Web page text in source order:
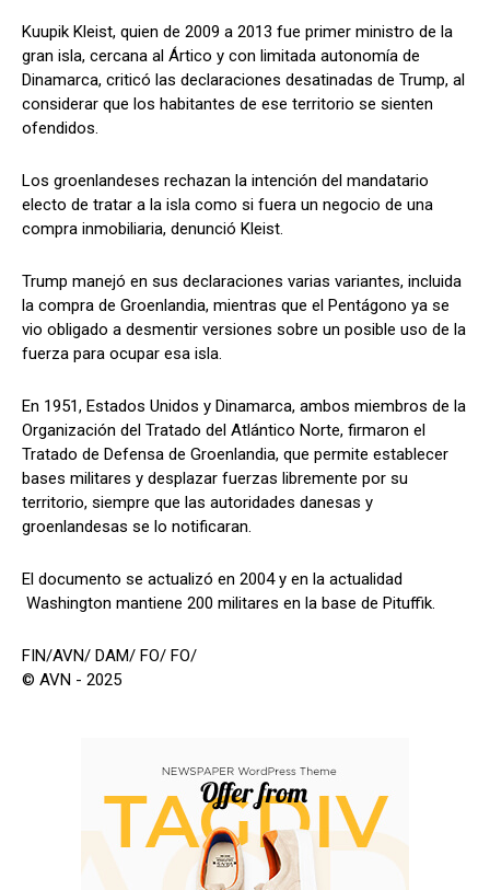
Kuupik Kleist, quien de 2009 a 2013 fue primer ministro de la
gran isla, cercana al Ártico y con limitada autonomía de
Dinamarca, criticó las declaraciones desatinadas de Trump, al
considerar que los habitantes de ese territorio se sienten
ofendidos.
Los groenlandeses rechazan la intención del mandatario
electo de tratar a la isla como si fuera un negocio de una
compra inmobiliaria, denunció Kleist.
Trump manejó en sus declaraciones varias variantes, incluida
la compra de Groenlandia, mientras que el Pentágono ya se
vio obligado a desmentir versiones sobre un posible uso de la
fuerza para ocupar esa isla.
En 1951, Estados Unidos y Dinamarca, ambos miembros de la
Organización del Tratado del Atlántico Norte, firmaron el
Tratado de Defensa de Groenlandia, que permite establecer
bases militares y desplazar fuerzas libremente por su
territorio, siempre que las autoridades danesas y
groenlandesas se lo notificaran.
El documento se actualizó en 2004 y en la actualidad
Washington mantiene 200 militares en la base de Pituffik.
FIN/AVN/ DAM/ FO/ FO/
© AVN - 2025